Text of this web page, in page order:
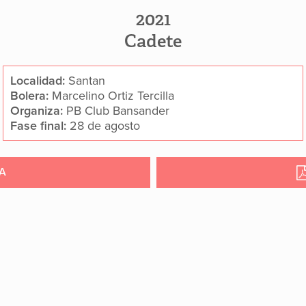
2021
Cadete
Localidad: Santan
Bolera: Marcelino Ortiz Tercilla
Organiza: PB Club Bansander
Fase final: 28 de agosto